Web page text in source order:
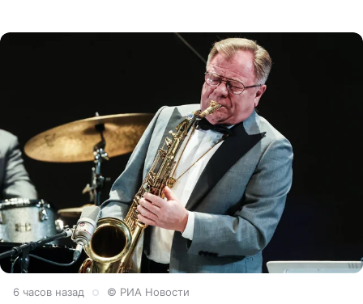
6 часов назад © РИА Новости